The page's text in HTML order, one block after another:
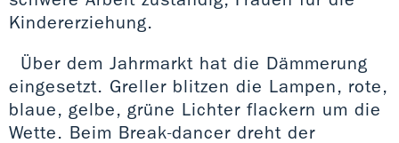
Kindererziehung.
Über dem Jahrmarkt hat die Dämmerung
eingesetzt. Greller blitzen die Lampen, rote,
blaue, gelbe, grüne Lichter flackern um die
Wette. Beim Break-dancer dreht der